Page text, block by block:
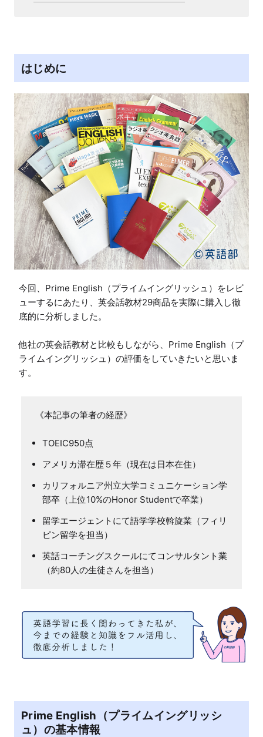
はじめに
今回、Prime English（プライムイングリッシュ）をレビ
ューするにあたり、英会話教材29商品を実際に購入し徹
底的に分析しました。
他社の英会話教材と比較もしながら、Prime English（プ
ライムイングリッシュ）の評価をしていきたいと思いま
す。
TOEIC950点
アメリカ滞在歴５年（現在は日本在住）
カリフォルニア州立大学コミュニケーション学
部卒（上位10%のHonor Studentで卒業）
留学エージェントにて語学学校斡旋業（フィリ
ピン留学を担当）
英話コーチングスクールにてコンサルタント業
（約80人の生徒さんを担当）
Prime English（プライムイングリッシ
ュ）の基本情報